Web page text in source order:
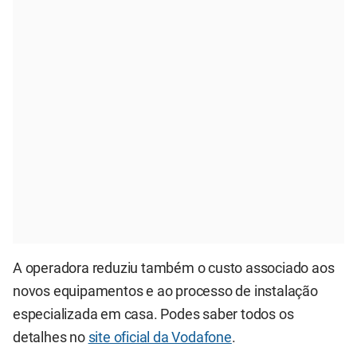
A operadora reduziu também o custo associado aos
novos equipamentos e ao processo de instalação
especializada em casa. Podes saber todos os
detalhes no site oficial da Vodafone.